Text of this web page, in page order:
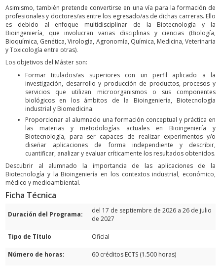
Asimismo, también pretende convertirse en una vía para la formación de
profesionales y doctores/as entre los egresado/as de dichas carreras. Ello
es debido al enfoque multidisciplinar de la Biotecnología y la
Bioingeniería, que involucran varias disciplinas y ciencias (Biología,
Bioquímica, Genética, Virología, Agronomía, Química, Medicina, Veterinaria
y Toxicología entre otras).
Los objetivos del Máster son:
Formar titulados/as superiores con un perfil aplicado a la
investigación, desarrollo y producción de productos, procesos y
servicios que utilizan microorganismos o sus componentes
biológicos en los ámbitos de la Bioingeniería, Biotecnología
industrial y Biomedicina.
Proporcionar al alumnado una formación conceptual y práctica en
las materias y metodologías actuales en Bioingeniería y
Biotecnología, para ser capaces de realizar experimentos y/o
diseñar aplicaciones de forma independiente y describir,
cuantificar, analizar y evaluar críticamente los resultados obtenidos.
Descubrir al alumnado la importancia de las aplicaciones de la
Biotecnología y la Bioingeniería en los contextos industrial, económico,
médico y medioambiental.
Ficha Técnica
Duración del Programa:
del 17 de septiembre de 2026 a 26 de julio
de 2027
Tipo de Título Oficial
Número de horas: 60 créditos ECTS (1.500 horas)